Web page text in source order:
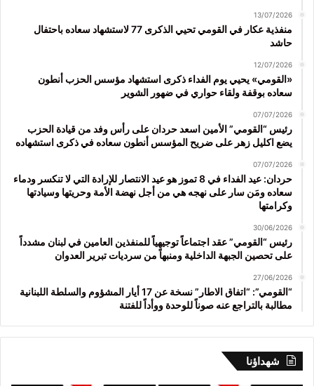
13/07/2026
منفذية عكار في القومي تحيي الذكرى 77 لاستشهاد سعاده باحتفال
حاشد
12/07/2026
«القومي» يحيي يوم الفداء ذكرى استشهاد مؤسس الحزب أنطون
سعاده بوقفة ولقاء حواري في ضهور الشوير
07/07/2026
رئيس “القومي” الأمين اسعد حردان على رأس وفد من قيادة الحزب
يضع اكليل زهر على ضريح المؤسس أنطون سعاده في ذكرى استشهاده
07/07/2026
حردان: عيد الفداء في 8 تموز هو عيد الانتصار للإرادة التي لا تنكسر ودماء
سعاده ومَن سار على نهجه هي من أجل نهضة الأمة وحريتها وسيادتها
وكرامتها
30/06/2026
رئيس “القومي” عقد اجتماعاً توجيهياً للمنفذين العامين في لبنان مشدداً
على تحصين الجبهة الداخلية ومنبهاً من سرديات تبرير العدوان
27/06/2026
“القومي”: “اتفاق الاطار” نسخة عن 17 أيار المشؤوم والسلطة اللبنانية
مطالبة بالتراجع عنه صوناً للوحدة ووأداً للفتنة
شهداؤنا